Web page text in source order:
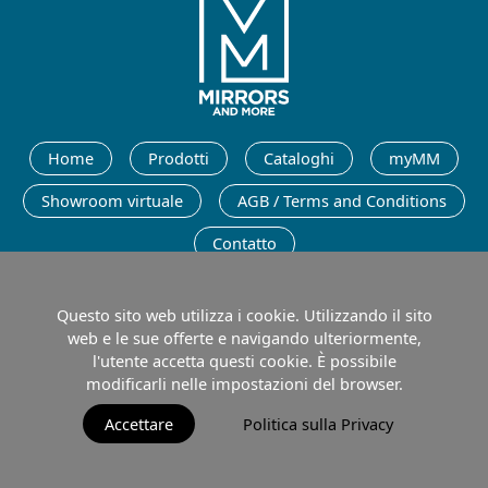
Italiano
Home Prodotti Cataloghi
myMM
Showroom virtuale
AGB / Terms and Conditions
Contatto
Italiano
Sigla editoriale Protezione dei dati Termini di Utilizzo
© 2026 MIRRORS AND MORE GmbH. All rights reserved
Questo sito web utilizza i cookie. Utilizzando il sito
web e le sue offerte e navigando ulteriormente,
l'utente accetta questi cookie. È possibile
modificarli nelle impostazioni del browser.
Accettare
Politica sulla Privacy